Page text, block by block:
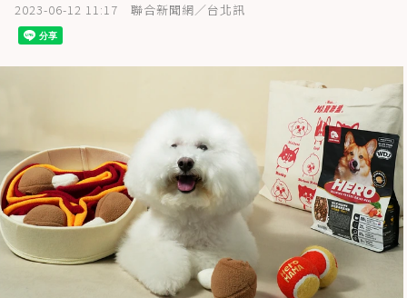
2023-06-12 11:17 聯合新聞網／台北訊